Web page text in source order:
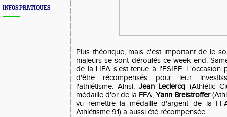
INFOS PRATIQUES
Plus théorique, mais c'est important de le
majeurs se sont déroulés ce week-end.
de la LIFA s'est tenue à l'ESIEE. L'occasion
d'être récompensés pour leur
l'athlétisme. Ainsi, Jean Leclercq (Athlétic
médaille d'or de la FFA, Yann Breistroffer
vu remettre la médaille d'argent de la
Athlétisme 91) a aussi été récompensée.